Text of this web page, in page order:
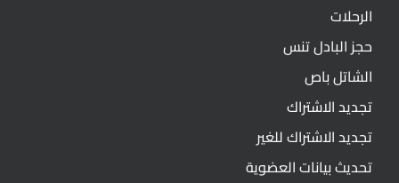
الرحلات
حجز البادل تنس
الشاتل باص
تجديد الاشتراك
تجديد الاشتراك للغير
تحديث بيانات العضوية